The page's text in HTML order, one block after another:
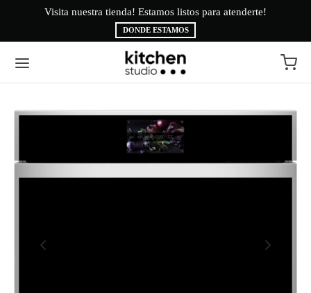
Visita nuestra tienda! Estamos listos para atenderte!
DONDE ESTAMOS
BLANCA